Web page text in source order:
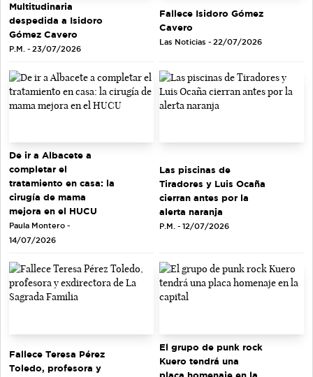
Multitudinaria
despedida a Isidoro
Gómez Cavero
P.M. - 23/07/2026
Fallece Isidoro Gómez
Cavero
Las Noticias - 22/07/2026
De ir a Albacete a
completar el
tratamiento en casa: la
cirugía de mama
mejora en el HUCU
Paula Montero -
14/07/2026
Las piscinas de
Tiradores y Luis Ocaña
cierran antes por la
alerta naranja
P.M. - 12/07/2026
Fallece Teresa Pérez
Toledo, profesora y
El grupo de punk rock
Kuero tendrá una
placa homenaje en la